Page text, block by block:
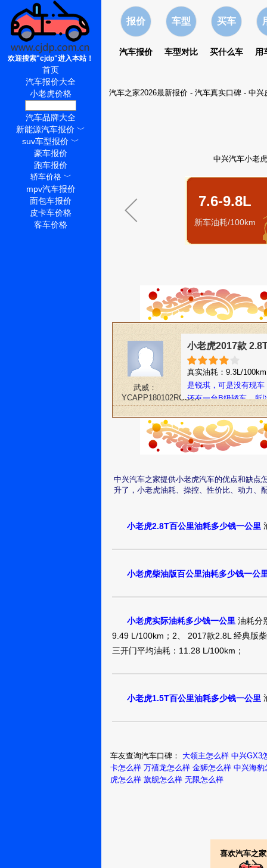
报价
汽车报价
车型
车型对比
买车
买什么车 用
汽车之家2026最新报价- 汽车真实口碑- 中兴
中兴汽车小老
7.6-9.8L
新车油耗/100km
武威：
YCAPP180102RCG1R
小老虎2017款
真实油耗：9.3L/
是锐琪，可是没有现
还有一台B级轿车。所
中兴汽车之家提供小老虎汽车的优点和缺点
升了，小老虎油耗、操控、性价比、动力、
小老虎2.8T百公里油耗多少钱一公里
小老虎柴油版百公里油耗多少钱一公
小老虎实际油耗多少钱一公里 油耗分
9.49 L/100km；2、 2017款2.8L 经典版
三开门平均油耗：11.28 L/100km；
小老虎1.5T百公里油耗多少钱一公里
车友查询汽车口碑： 大领主怎么样 中兴GX3
卡怎么样 万禧龙怎么样 金狮怎么样 中兴海豹
虎怎么样 旗舰怎么样 无限怎么样
喜欢汽车之
欢迎搜索"cjdp"进入本站！
首页
汽车报价大全
小老虎价格
汽车品牌大全
新能源汽车报价 ﹀
suv车型报价 ﹀
豪车报价
跑车报价
轿车价格﹀
mpv汽车报价
面包车报价
皮卡车价格
客车价格